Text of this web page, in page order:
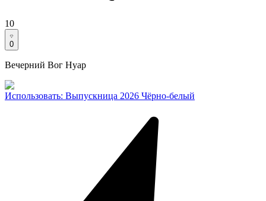
10
0
Вечерний Вог Нуар
Использовать: Выпускница 2026 Чёрно-белый